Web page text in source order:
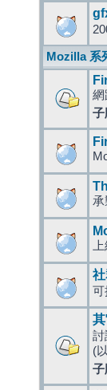
Mozilla 系
網
子
可
討
(
子